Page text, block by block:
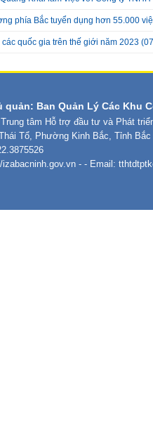
phía Bắc tuyển dụng hơn 55.000
quốc gia trên thế giới năm 2023
quản: Ban Quản Lý Các Khu
tâm Hỗ trợ đầu tư và Phát
Tổ, Phường Kinh Bắc, Tỉnh Bắc
izabacninh.gov.vn - - Email: